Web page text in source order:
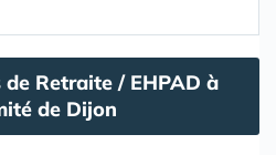
de Retraite / EHPAD à
de Dijon